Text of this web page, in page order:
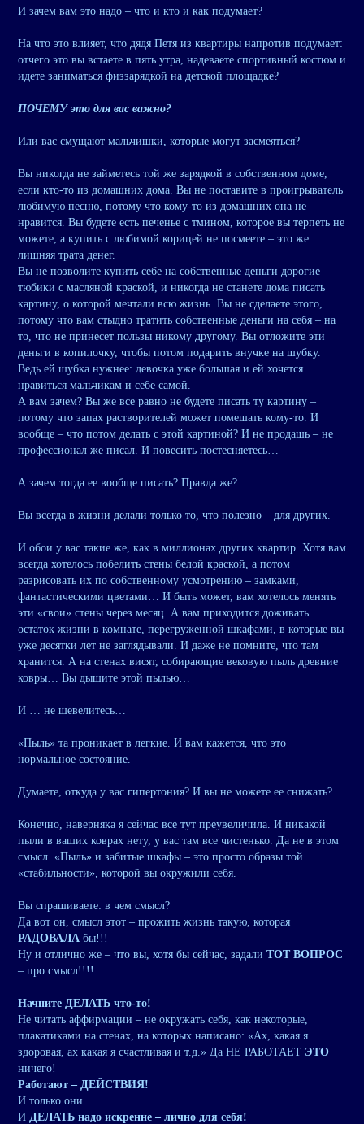
И зачем вам это надо – что и кто и как подумает?
На что это влияет, что дядя Петя из квартиры напротив подумает:
отчего это вы встаете в пять утра, надеваете спортивный костюм и
идете заниматься физзарядкой на детской площадке?
ПОЧЕМУ это для вас важно?
Или вас смущают мальчишки, которые могут засмеяться?
Вы никогда не займетесь той же зарядкой в собственном доме,
если кто-то из домашних дома. Вы не поставите в проигрыватель
любимую песню, потому что кому-то из домашних она не
нравится. Вы будете есть печенье с тмином, которое вы терпеть не
можете, а купить с любимой корицей не посмеете – это же
лишняя трата денег.
Вы не позволите купить себе на собственные деньги дорогие
тюбики с масляной краской, и никогда не станете дома писать
картину, о которой мечтали всю жизнь. Вы не сделаете этого,
потому что вам стыдно тратить собственные деньги на себя – на
то, что не принесет пользы никому другому. Вы отложите эти
деньги в копилочку, чтобы потом подарить внучке на шубку.
Ведь ей шубка нужнее: девочка уже большая и ей хочется
нравиться мальчикам и себе самой.
А вам зачем? Вы же все равно не будете писать ту картину –
потому что запах растворителей может помешать кому-то. И
вообще – что потом делать с этой картиной? И не продашь – не
профессионал же писал. И повесить постесняетесь…
А зачем тогда ее вообще писать? Правда же?
Вы всегда в жизни делали только то, что полезно – для других.
И обои у вас такие же, как в миллионах других квартир. Хотя вам
всегда хотелось побелить стены белой краской, а потом
разрисовать их по собственному усмотрению – замками,
фантастическими цветами… И быть может, вам хотелось менять
эти «свои» стены через месяц. А вам приходится доживать
остаток жизни в комнате, перегруженной шкафами, в которые вы
уже десятки лет не заглядывали. И даже не помните, что там
хранится. А на стенах висят, собирающие вековую пыль древние
ковры… Вы дышите этой пылью…
И … не шевелитесь…
«Пыль» та проникает в легкие. И вам кажется, что это
нормальное состояние.
Думаете, откуда у вас гипертония? И вы не можете ее снижать?
Конечно, наверняка я сейчас все тут преувеличила. И никакой
пыли в ваших коврах нету, у вас там все чистенько. Да не в этом
смысл. «Пыль» и забитые шкафы – это просто образы той
«стабильности», которой вы окружили себя.
Вы спрашиваете: в чем смысл?
Да вот он, смысл этот – прожить жизнь такую, которая
РАДОВАЛА бы!!!
Ну и отлично же – что вы, хотя бы сейчас, задали ТОТ ВОПРОС
– про смысл!!!!
Начните ДЕЛАТЬ что-то!
Не читать аффирмации – не окружать себя, как некоторые,
плакатиками на стенах, на которых написано: «Ах, какая я
здоровая, ах какая я счастливая и т.д.» Да НЕ РАБОТАЕТ ЭТО
ничего!
Работают – ДЕЙСТВИЯ!
И только они.
И ДЕЛАТЬ надо искренне – лично для себя!